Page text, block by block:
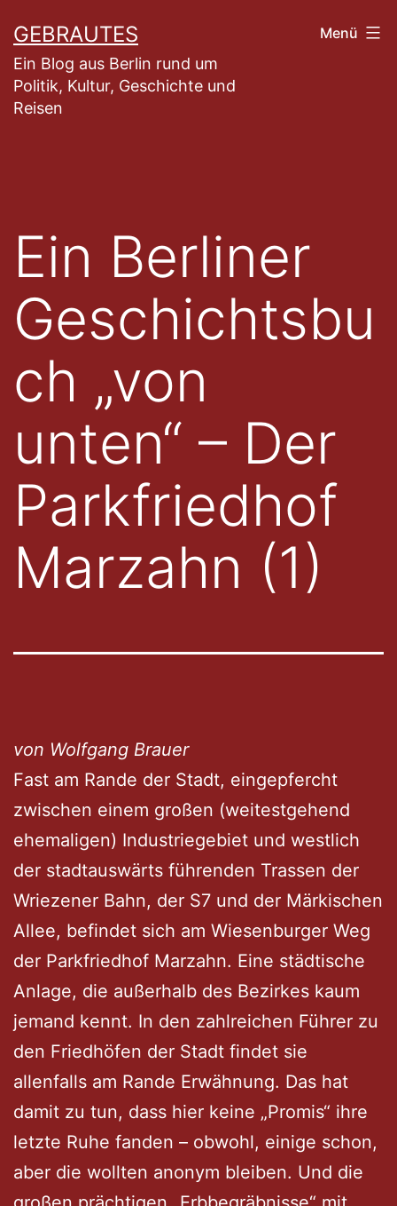
Inhalt
springen
GEBRAUTES
Ein Blog aus Berlin rund um
Politik, Kultur, Geschichte und
Reisen
Menü
Ein Berliner
Geschichtsbu
ch „von
unten“ – Der
Parkfriedhof
Marzahn (1)
von Wolfgang Brauer
Fast am Rande der Stadt, eingepfercht
zwischen einem großen (weitestgehend
ehemaligen) Industriegebiet und westlich
der stadtauswärts führenden Trassen der
Wriezener Bahn, der S7 und der Märkischen
Allee, befindet sich am Wiesenburger Weg
der Parkfriedhof Marzahn. Eine städtische
Anlage, die außerhalb des Bezirkes kaum
jemand kennt. In den zahlreichen Führer zu
den Friedhöfen der Stadt findet sie
allenfalls am Rande Erwähnung. Das hat
damit zu tun, dass hier keine „Promis“ ihre
letzte Ruhe fanden – obwohl, einige schon,
aber die wollten anonym bleiben. Und die